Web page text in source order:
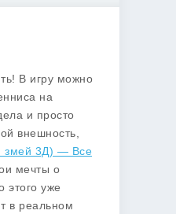
В игру можно
на
и просто
внешность,
змей 3Д) — Все
мечты о
этого уже
в реальном